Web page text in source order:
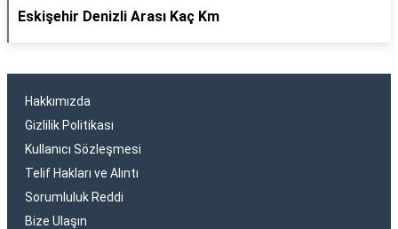
Eskişehir Denizli Arası Kaç Km
Hakkımızda
Gizlilik Politikası
Kullanıcı Sözleşmesi
Telif Hakları ve Alıntı
Sorumluluk Reddi
Bize Ulaşın